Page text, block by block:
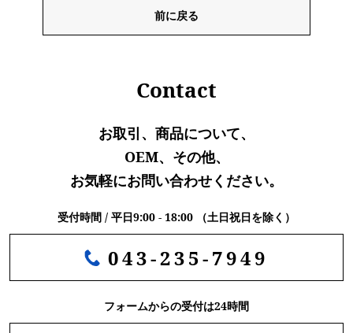
前に戻る
Contact
お取引、商品について、
OEM、その他、
お気軽にお問い合わせください。
受付時間 / 平日9:00 - 18:00 （土日祝日を除く）
043-235-7949
フォームからの受付は24時間